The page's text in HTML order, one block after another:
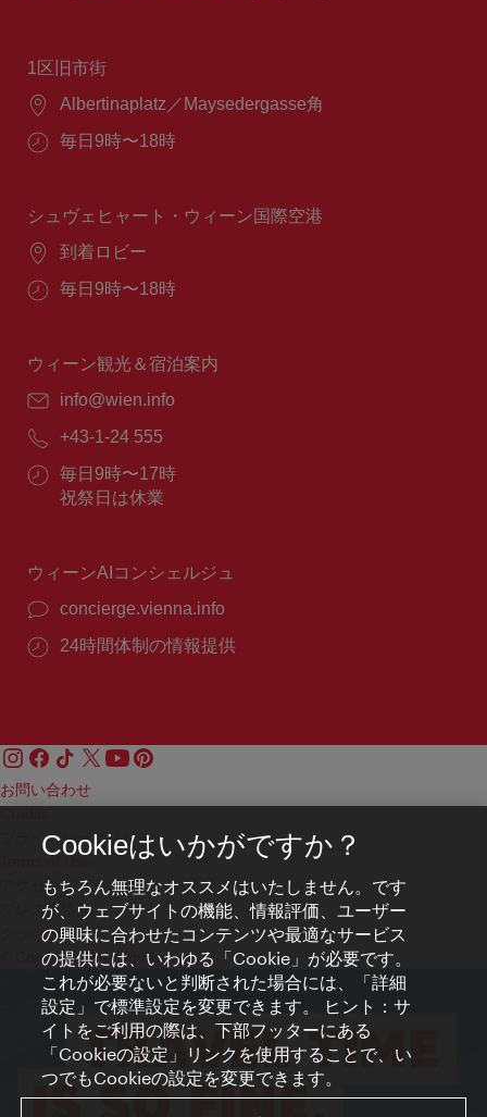
1区旧市街
場
所：
Albertinaplatz／Maysedergasse角
営
間：
毎日9時〜18時
シュヴェヒャート・ウィーン国際空港
場
所：
到着ロビー
営
間：
毎日9時〜18時
ウィーン観光＆宿泊案内
E
ー
ル：
info@wien.info
電
話
番
号：
+43-1-24 555
営
業
毎日9時〜17時
祝祭日は休業
ウィーンAIコンシェルジュ
concierge.vienna.info
24時間体制の情報提供
お問い合わせ
プライバシーポリシー
アクセシビリティ
プレス連絡先
クッキーの設定
© Copyright WienTourismus
Cookieはいかがですか？
もちろん無理なオススメはいたしません。です
が、ウェブサイトの機能、情報評価、ユーザー
の興味に合わせたコンテンツや最適なサービス
の提供には、いわゆる「Cookie」が必要です。
これが必要ないと判断された場合には、「詳細
設定」で標準設定を変更できます。 ヒント：サ
イトをご利用の際は、下部フッターにある
「Cookieの設定」リンクを使用することで、い
つでもCookieの設定を変更できます。